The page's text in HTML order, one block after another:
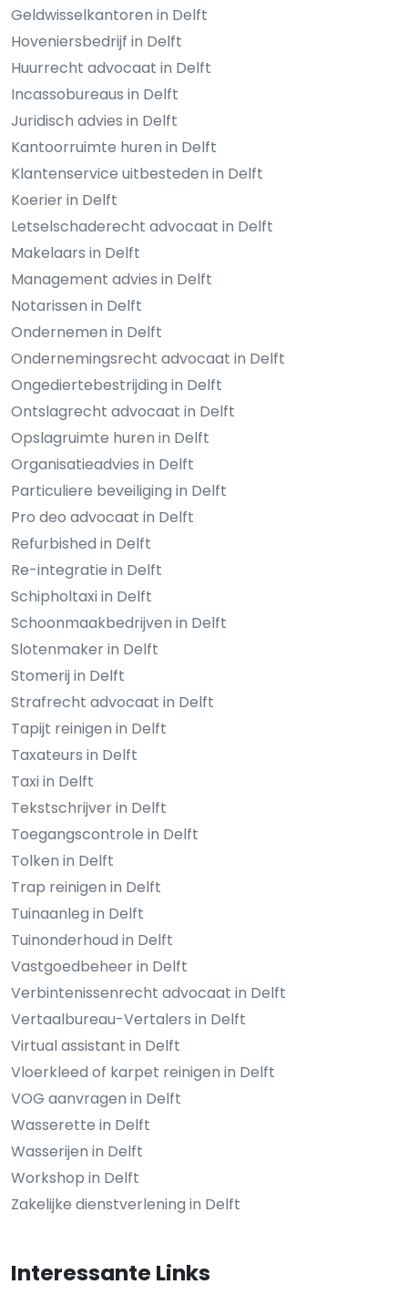
Geldwisselkantoren in Delft
Hoveniersbedrijf in Delft
Huurrecht advocaat in Delft
Incassobureaus in Delft
Juridisch advies in Delft
Kantoorruimte huren in Delft
Klantenservice uitbesteden in Delft
Koerier in Delft
Letselschaderecht advocaat in Delft
Makelaars in Delft
Management advies in Delft
Notarissen in Delft
Ondernemen in Delft
Ondernemingsrecht advocaat in Delft
Ongediertebestrijding in Delft
Ontslagrecht advocaat in Delft
Opslagruimte huren in Delft
Organisatieadvies in Delft
Particuliere beveiliging in Delft
Pro deo advocaat in Delft
Refurbished in Delft
Re-integratie in Delft
Schipholtaxi in Delft
Schoonmaakbedrijven in Delft
Slotenmaker in Delft
Stomerij in Delft
Strafrecht advocaat in Delft
Tapijt reinigen in Delft
Taxateurs in Delft
Taxi in Delft
Tekstschrijver in Delft
Toegangscontrole in Delft
Tolken in Delft
Trap reinigen in Delft
Tuinaanleg in Delft
Tuinonderhoud in Delft
Vastgoedbeheer in Delft
Verbintenissenrecht advocaat in Delft
Vertaalbureau-Vertalers in Delft
Virtual assistant in Delft
Vloerkleed of karpet reinigen in Delft
VOG aanvragen in Delft
Wasserette in Delft
Wasserijen in Delft
Workshop in Delft
Zakelijke dienstverlening in Delft
Interessante Links